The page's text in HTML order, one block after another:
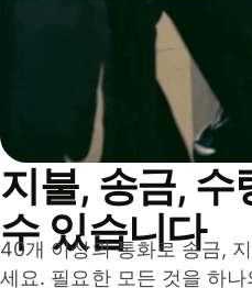
지불, 송금, 수
수 있습니다
40개 이상의 통화로 송금,
세요. 필요한 모든 것을 하